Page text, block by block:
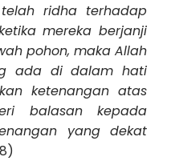
telah ridha terhadap
mereka berjanji
pohon, maka Allah
ada di dalam hati
ketenangan atas
balasan kepada
yang dekat